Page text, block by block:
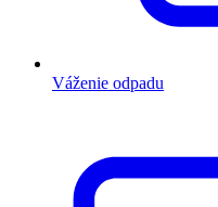
Váženie odpadu